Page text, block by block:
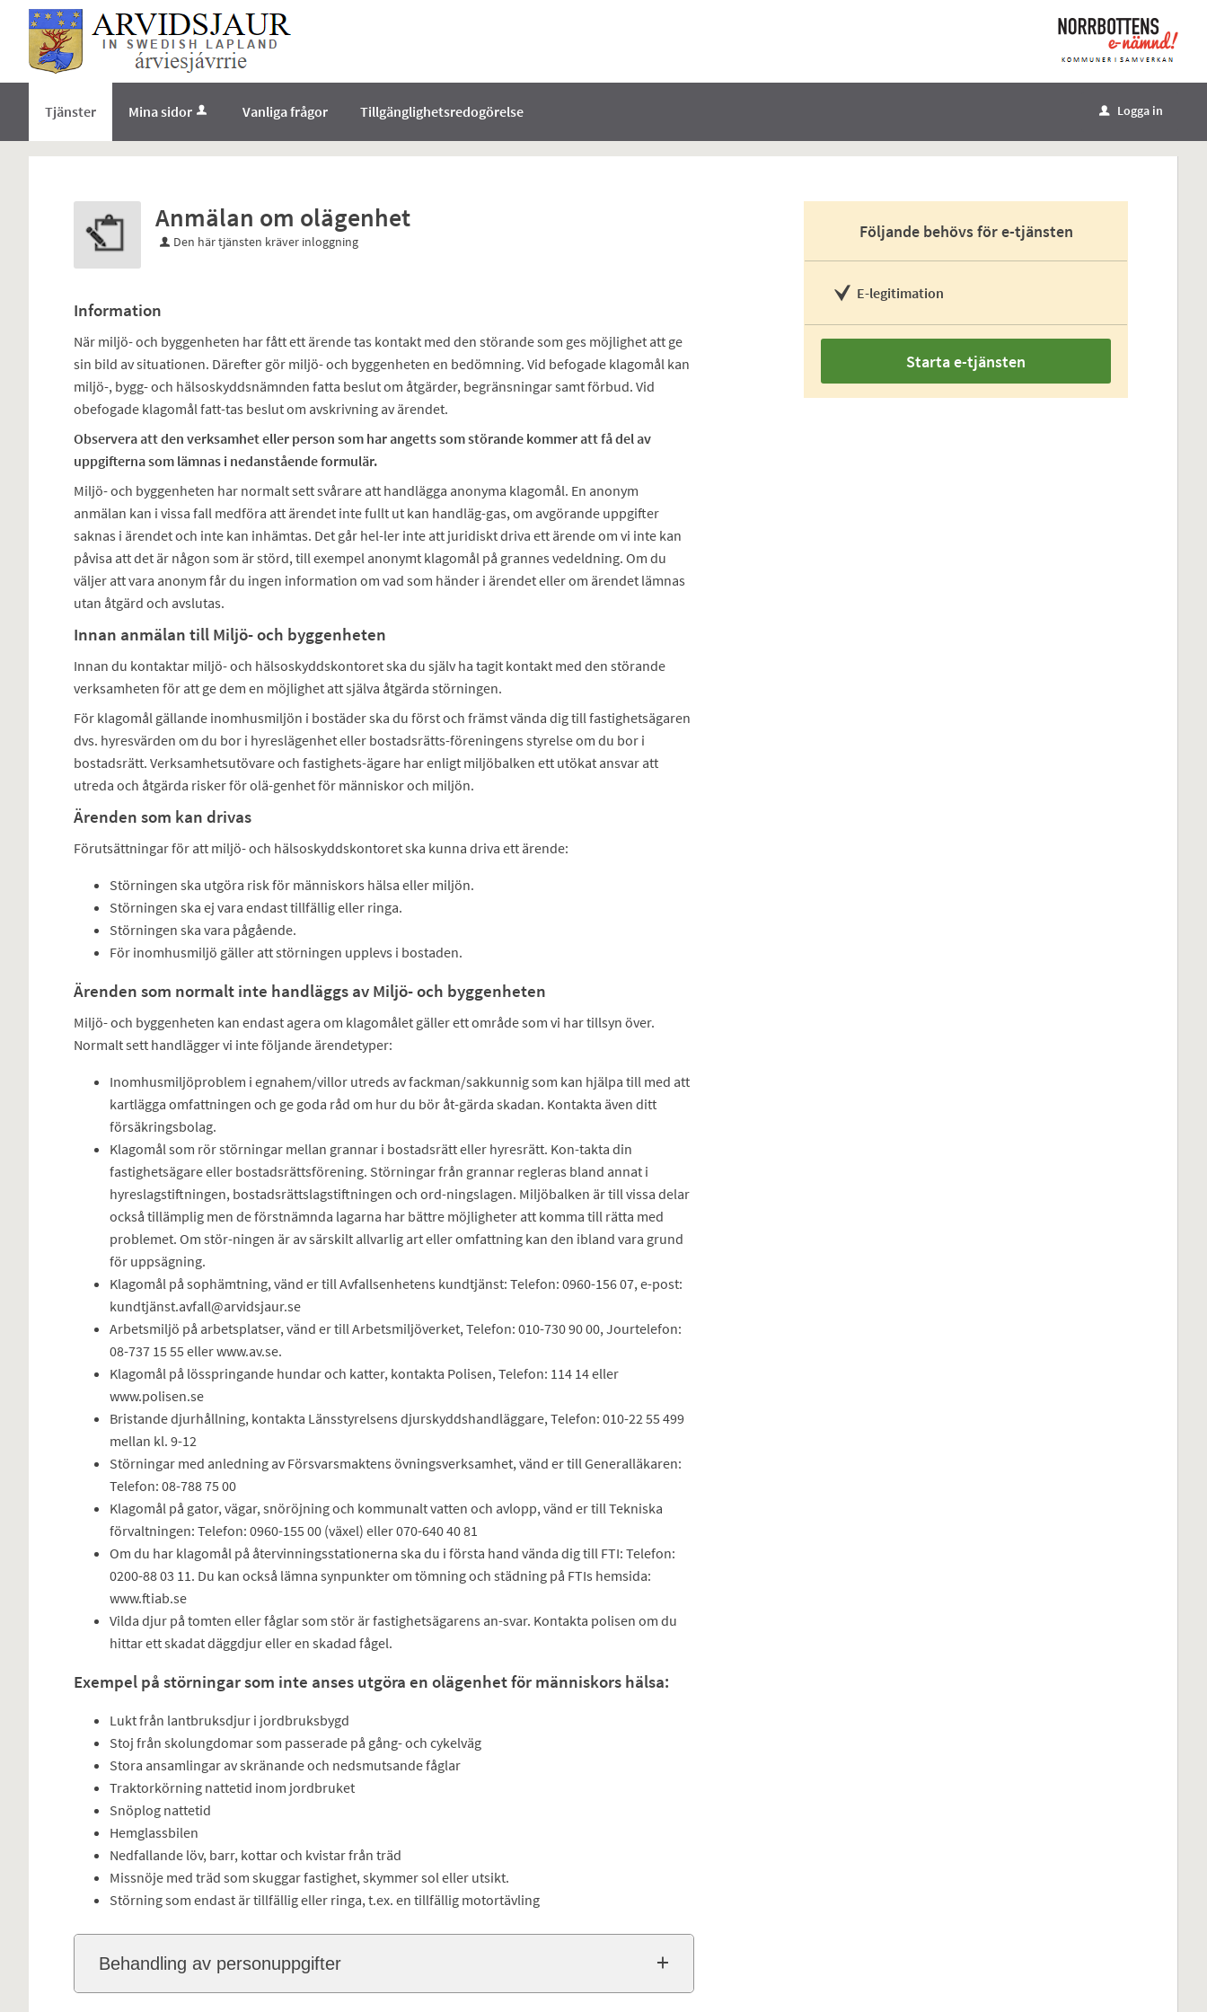
Välkommen
tjänster
Norrbottens
enämnd
Tjänster Mina sidor Vanliga frågor Tillgänglighetsredogörelse u Logga in
Anmälan om olägenhet
Den här tjänsten kräver inloggning
Information
När miljö- och byggenheten har fått ett ärende tas kontakt med den störande som ges möjlighet att ge
sin bild av situationen. Därefter gör miljö- och byggenheten en bedömning. Vid befogade klagomål kan
miljö-, bygg- och hälsoskyddsnämnden fatta beslut om åtgärder, begränsningar samt förbud. Vid
obefogade klagomål fatt-tas beslut om avskrivning av ärendet.
Observera att den verksamhet eller person som har angetts som störande kommer att få del av
uppgifterna som lämnas i nedanstående formulär.
Miljö- och byggenheten har normalt sett svårare att handlägga anonyma klagomål. En anonym
anmälan kan i vissa fall medföra att ärendet inte fullt ut kan handläg-gas, om avgörande uppgifter
saknas i ärendet och inte kan inhämtas. Det går hel-ler inte att juridiskt driva ett ärende om vi inte kan
påvisa att det är någon som är störd, till exempel anonymt klagomål på grannes vedeldning. Om du
väljer att vara anonym får du ingen information om vad som händer i ärendet eller om ärendet lämnas
utan åtgärd och avslutas.
Innan anmälan till Miljö- och byggenheten
Innan du kontaktar miljö- och hälsoskyddskontoret ska du själv ha tagit kontakt med den störande
verksamheten för att ge dem en möjlighet att själva åtgärda störningen.
För klagomål gällande inomhusmiljön i bostäder ska du först och främst vända dig till fastighetsägaren
dvs. hyresvärden om du bor i hyreslägenhet eller bostadsrätts-föreningens styrelse om du bor i
bostadsrätt. Verksamhetsutövare och fastighets-ägare har enligt miljöbalken ett utökat ansvar att
utreda och åtgärda risker för olä-genhet för människor och miljön.
Ärenden som kan drivas
Förutsättningar för att miljö- och hälsoskyddskontoret ska kunna driva ett ärende:
Störningen ska utgöra risk för människors hälsa eller miljön.
Störningen ska ej vara endast tillfällig eller ringa.
Störningen ska vara pågående.
För inomhusmiljö gäller att störningen upplevs i bostaden.
Ärenden som normalt inte handläggs av Miljö- och byggenheten
Miljö- och byggenheten kan endast agera om klagomålet gäller ett område som vi har tillsyn över.
Normalt sett handlägger vi inte följande ärendetyper:
Inomhusmiljöproblem i egnahem/villor utreds av fackman/sakkunnig som kan hjälpa till med att
kartlägga omfattningen och ge goda råd om hur du bör åt-gärda skadan. Kontakta även ditt
försäkringsbolag.
Klagomål som rör störningar mellan grannar i bostadsrätt eller hyresrätt. Kon-takta din
fastighetsägare eller bostadsrättsförening. Störningar från grannar regleras bland annat i
hyreslagstiftningen, bostadsrättslagstiftningen och ord-ningslagen. Miljöbalken är till vissa delar
också tillämplig men de förstnämnda lagarna har bättre möjligheter att komma till rätta med
problemet. Om stör-ningen är av särskilt allvarlig art eller omfattning kan den ibland vara grund
för uppsägning.
Klagomål på sophämtning, vänd er till Avfallsenhetens kundtjänst: Telefon: 0960-156 07, e-post:
kundtjänst.avfall@arvidsjaur.se
Arbetsmiljö på arbetsplatser, vänd er till Arbetsmiljöverket, Telefon: 010-730 90 00, Jourtelefon:
08-737 15 55 eller www.av.se.
Klagomål på lösspringande hundar och katter, kontakta Polisen, Telefon: 114 14 eller
www.polisen.se
Bristande djurhållning, kontakta Länsstyrelsens djurskyddshandläggare, Telefon: 010-22 55 499
mellan kl. 9-12
Störningar med anledning av Försvarsmaktens övningsverksamhet, vänd er till Generalläkaren:
Telefon: 08-788 75 00
Klagomål på gator, vägar, snöröjning och kommunalt vatten och avlopp, vänd er till Tekniska
förvaltningen: Telefon: 0960-155 00 (växel) eller 070-640 40 81
Om du har klagomål på återvinningsstationerna ska du i första hand vända dig till FTI: Telefon:
0200-88 03 11. Du kan också lämna synpunkter om tömning och städning på FTIs hemsida:
www.ftiab.se
Vilda djur på tomten eller fåglar som stör är fastighetsägarens an-svar. Kontakta polisen om du
hittar ett skadat däggdjur eller en skadad fågel.
Exempel på störningar som inte anses utgöra en olägenhet för människors hälsa:
Lukt från lantbruksdjur i jordbruksbygd
Stoj från skolungdomar som passerade på gång- och cykelväg
Stora ansamlingar av skränande och nedsmutsande fåglar
Traktorkörning nattetid inom jordbruket
Snöplog nattetid
Hemglassbilen
Nedfallande löv, barr, kottar och kvistar från träd
Missnöje med träd som skuggar fastighet, skymmer sol eller utsikt.
Störning som endast är tillfällig eller ringa, t.ex. en tillfällig motortävling
Behandling av personuppgifter
Följande behövs för e-tjänsten
E-legitimation
Starta e-tjänsten